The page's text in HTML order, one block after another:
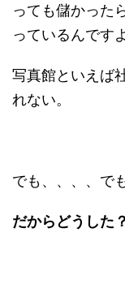
っても儲かった
っているんです
写真館といえば
れない。
でも、、、、で
だからどうした？